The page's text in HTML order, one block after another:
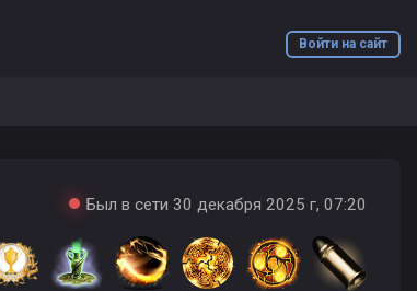
Войти на сайт
Был в сети 30 декабря 2025 г, 07:20